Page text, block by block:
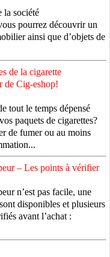
la société
pourrez découvrir un
ainsi que d’objets de
de la cigarette
de Cig-eshop!
tout le temps dépensé
paquets de cigarettes?
de fumer ou au moins
– Les points à vérifier
n’est pas facile, une
disponibles et plusieurs
avant l’achat :